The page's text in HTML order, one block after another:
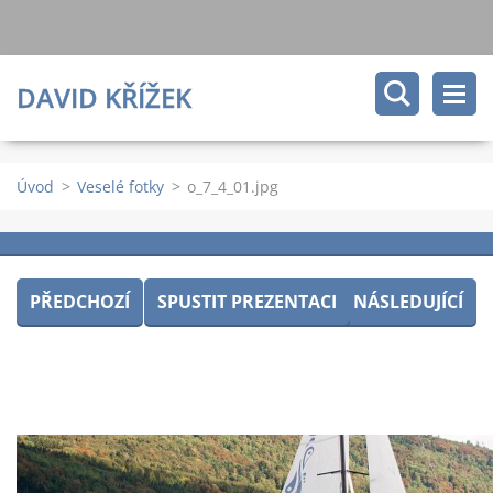
DAVID KŘÍŽEK
Úvod > Veselé fotky > o_7_4_01.jpg
PŘEDCHOZÍ SPUSTIT PREZENTACI NÁSLEDUJÍCÍ